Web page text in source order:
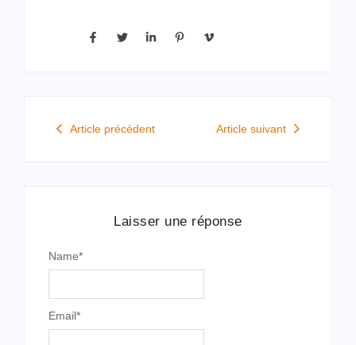
Article précédent Article suivant
Laisser une réponse
Name*
Email*